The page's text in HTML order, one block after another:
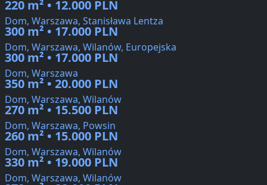
220 m² • 12.000 PLN
Dom, Warszawa, Stanisława Lentza
300 m² • 17.000 PLN
Dom, Warszawa, Wilanów, Europejska
300 m² • 17.000 PLN
Dom, Warszawa
350 m² • 20.000 PLN
Dom, Warszawa, Wilanów
270 m² • 15.500 PLN
Dom, Warszawa, Powsin
260 m² • 15.000 PLN
Dom, Warszawa, Wilanów
330 m² • 19.000 PLN
Dom, Warszawa, Wilanów